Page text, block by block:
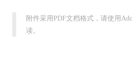
附件采用PDF文档格式，请使用
读。